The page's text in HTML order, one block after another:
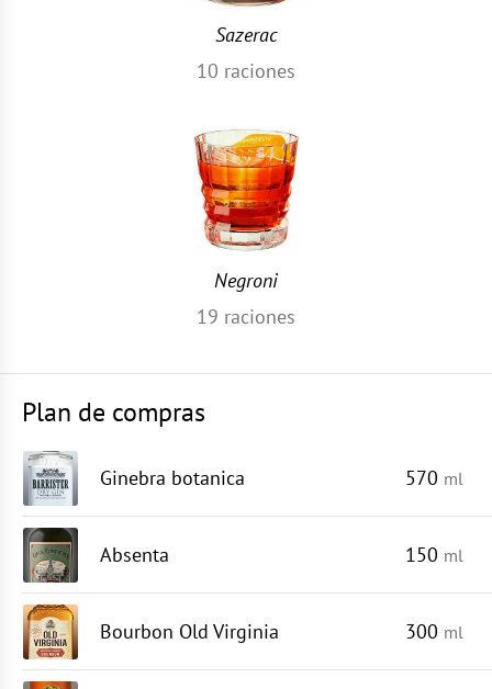
Sazerac
10 raciones
Negroni
19 raciones
Plan de compras
Ginebra botanica 570 ml
Absenta 150 ml
Bourbon Old Virginia 300 ml